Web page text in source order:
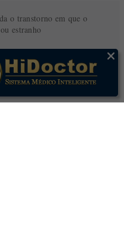
o transtorno em que o
estranho
diagnóstico, tratamento e
biliares